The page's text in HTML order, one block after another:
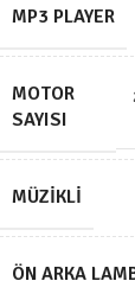
MP3 PLAYER
MOTOR
SAYISI
MÜZIKLI
ÖN ARKA